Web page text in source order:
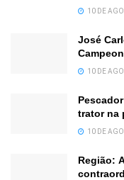
10 DE
José
10 DE
trator na
10 DE
Região: